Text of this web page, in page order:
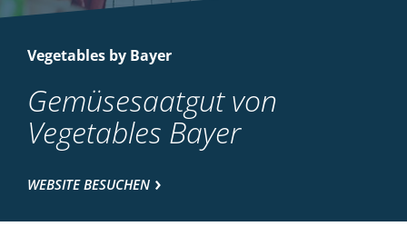
Vegetables by Bayer
Gemüsesaatgut von
Vegetables Bayer
WEBSITE BESUCHEN